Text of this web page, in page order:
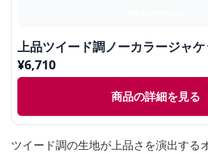
上品ツイード調ノーカラージャケ
¥6,710
商品の詳細を見る
ツイード調の生地が上品さを演出する